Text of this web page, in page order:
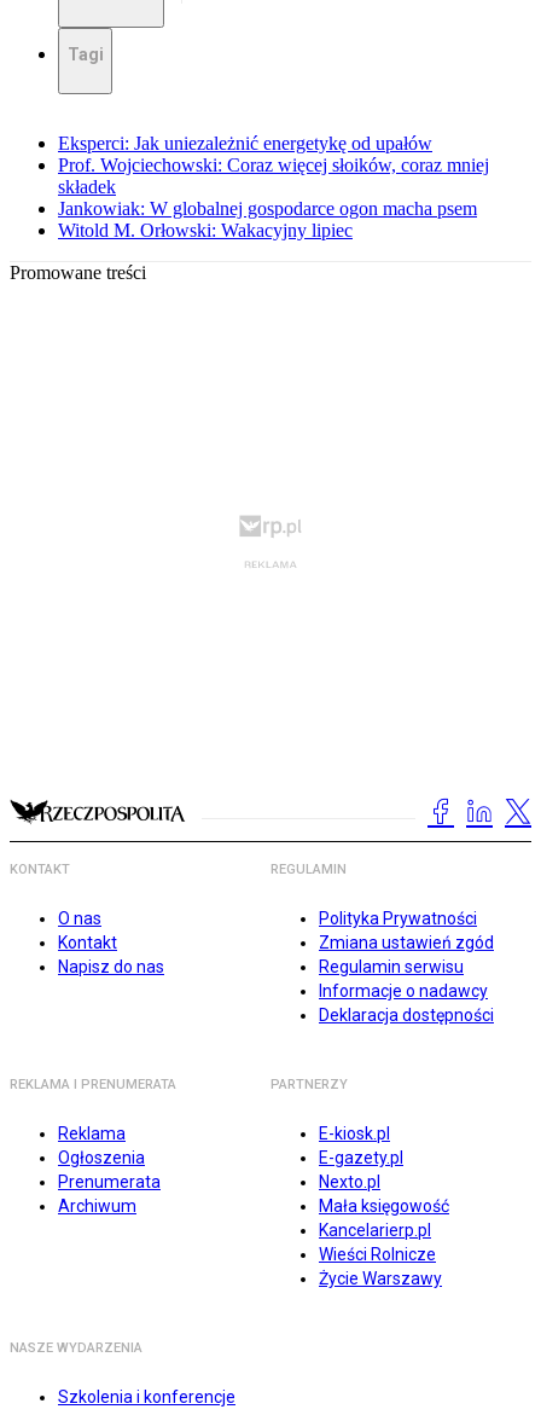
Tagi
Eksperci: Jak uniezależnić energetykę od upałów
Prof. Wojciechowski: Coraz więcej słoików, coraz mniej
składek
Jankowiak: W globalnej gospodarce ogon macha psem
Witold M. Orłowski: Wakacyjny lipiec
Promowane treści
KONTAKT
O nas
Kontakt
Napisz do nas
REGULAMIN
Polityka Prywatności
Zmiana ustawień zgód
Regulamin serwisu
Informacje o nadawcy
Deklaracja dostępności
REKLAMA I PRENUMERATA
Reklama
Ogłoszenia
Prenumerata
Archiwum
PARTNERZY
E-kiosk.pl
E-gazety.pl
Nexto.pl
Mała księgowość
Kancelarierp.pl
Wieści Rolnicze
Życie Warszawy
NASZE WYDARZENIA
Szkolenia i konferencje